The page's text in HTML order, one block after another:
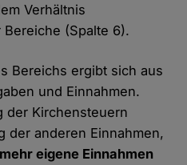
Verhältnis
(Spalte 6).
Bereichs ergibt sich aus
und Einnahmen.
der Kirchensteuern
der anderen Einnahmen,
eigene Einnahmen